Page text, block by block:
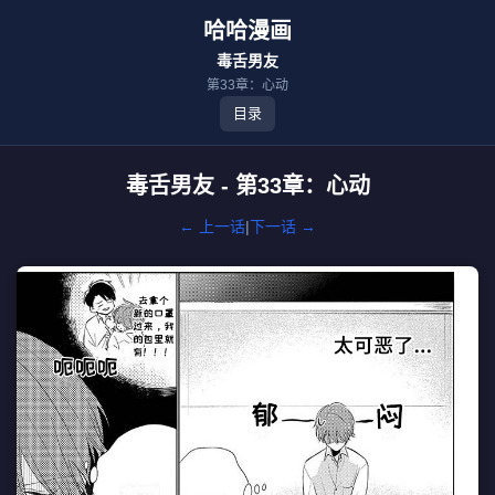
哈哈漫画
毒舌男友
第33章：心动
目录
毒舌男友 - 第33章：心动
← 上一话|下一话 →